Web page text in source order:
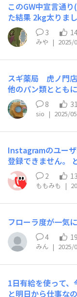
さんとパシャリし
フィリピンいただ
いしかったです👍
このGW中宣言通
た結果 2kg太りま
歩いてスーパーに
ぁ〜笑 (自転車停め
3
みや | 2025/
スギ薬局 虎ノ門店
他のパン類ととも
8 31
sio | 2025/
Instagramのユーザ
登録できません。
て？具体的に教えて
2 13
ももみも |
フローラ度が一気
4 19
みん | 2025/
1日有給を使って
と明日から仕事なのがつら